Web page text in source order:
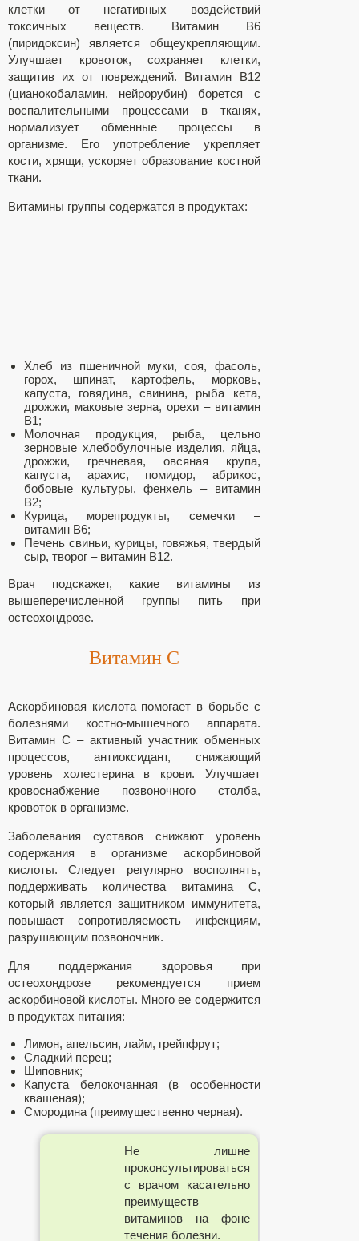
клетки от негативных воздействий
токсичных веществ. Витамин В6
(пиридоксин) является общеукрепляющим.
Улучшает кровоток, сохраняет клетки,
защитив их от повреждений. Витамин В12
(цианокобаламин, нейрорубин) борется с
воспалительными процессами в тканях,
нормализует обменные процессы в
организме. Его употребление укрепляет
кости, хрящи, ускоряет образование костной
ткани.
Витамины группы содержатся в продуктах:
Хлеб из пшеничной муки, соя, фасоль,
горох, шпинат, картофель, морковь,
капуста, говядина, свинина, рыба кета,
дрожжи, маковые зерна, орехи – витамин
В1;
Молочная продукция, рыба, цельно
зерновые хлебобулочные изделия, яйца,
дрожжи, гречневая, овсяная крупа,
капуста, арахис, помидор, абрикос,
бобовые культуры, фенхель – витамин
В2;
Курица, морепродукты, семечки –
витамин В6;
Печень свиньи, курицы, говяжья, твердый
сыр, творог – витамин В12.
Врач подскажет, какие витамины из
вышеперечисленной группы пить при
остеохондрозе.
Витамин С
Аскорбиновая кислота помогает в борьбе с
болезнями костно-мышечного аппарата.
Витамин С – активный участник обменных
процессов, антиоксидант, снижающий
уровень холестерина в крови. Улучшает
кровоснабжение позвоночного столба,
кровоток в организме.
Заболевания суставов снижают уровень
содержания в организме аскорбиновой
кислоты. Следует регулярно восполнять,
поддерживать количества витамина С,
который является защитником иммунитета,
повышает сопротивляемость инфекциям,
разрушающим позвоночник.
Для поддержания здоровья при
остеохондрозе рекомендуется прием
аскорбиновой кислоты. Много ее содержится
в продуктах питания:
Лимон, апельсин, лайм, грейпфрут;
Сладкий перец;
Шиповник;
Капуста белокочанная (в особенности
квашеная);
Смородина (преимущественно черная).
Не лишне
проконсультироваться
с врачом касательно
преимуществ
витаминов на фоне
течения болезни.